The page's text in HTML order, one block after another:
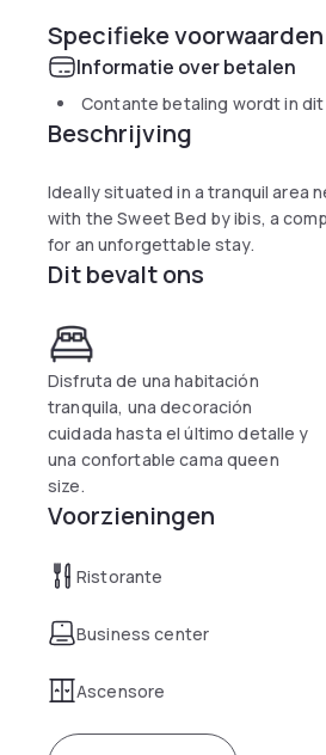
Specifieke voorwaarden
Informatie over betalen
Contante betaling wordt in
Beschrijving
Ideally situated in a tranquil area
with the Sweet Bed by ibis, a
for an unforgettable stay.
Dit bevalt ons
Disfruta de una habitación
tranquila, una decoración
cuidada hasta el último detalle y
una confortable cama queen
size.
Voorzieningen
Ristorante
Business center
Ascensore